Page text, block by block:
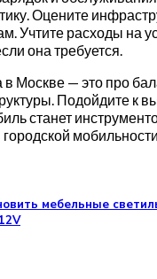
Оцените
Учтите расходы на
она требуется.
в Москве — это про
Подойдите к
станет
мебельные